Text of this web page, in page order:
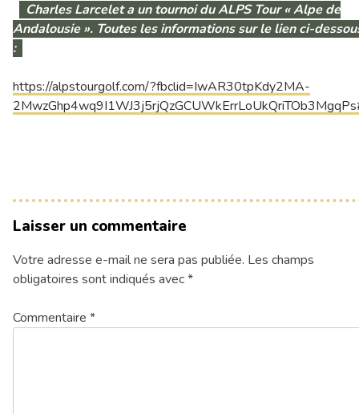
Charles Larcelet a un tournoi du ALPS Tour « Alpe de
Andalousie ». Toutes les informations sur le lien ci-
:
https://alpstourgolf.com/?fbclid=IwAR30tpKdy2MA-
Laisser un commentaire
Votre adresse e-mail ne sera pas publiée. Les champs
obligatoires sont indiqués avec*
Commentaire *